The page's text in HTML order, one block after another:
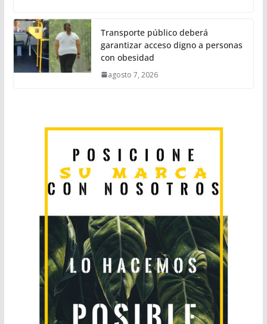
Transporte público deberá
garantizar acceso digno a personas
con obesidad
agosto 7, 2026